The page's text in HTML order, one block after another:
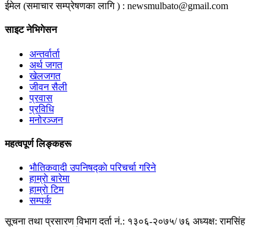
ईमेल (समाचार सम्प्रेषणका लागि ) : newsmulbato@gmail.com
साइट नेभिगेसन
अन्तर्वार्ता
अर्थ जगत
खेलजगत
जीवन सैली
प्रवास
प्रविधि
मनोरञ्जन
महत्वपूर्ण लिङ्कहरू
भाैतिकवादी उपनिषद्काे परिचर्चा गरिने
हाम्राे बारेमा
हाम्राे टिम
सम्पर्क
सूचना तथा प्रसारण विभाग दर्ता नं.: १३०६-२०७५/ ७६ अध्यक्ष: रामसिंह